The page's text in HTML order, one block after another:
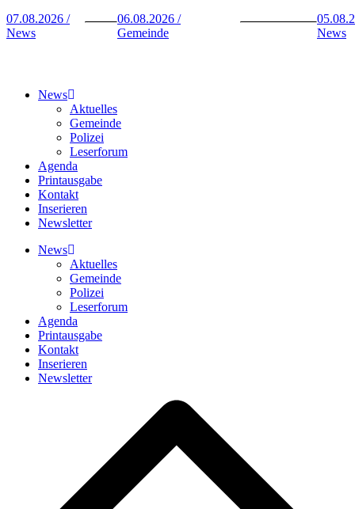
07.08.2026 /
News
06.08.2026 /
Gemeinde
News
News
Aktuelles
Gemeinde
Polizei
Leserforum
Agenda
Printausgabe
Kontakt
Inserieren
Newsletter
News
Aktuelles
Gemeinde
Polizei
Leserforum
Agenda
Printausgabe
Kontakt
Inserieren
Newsletter